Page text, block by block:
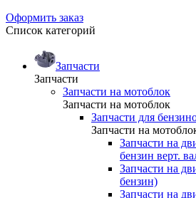
Оформить заказ
Список категорий
Запчасти
Запчасти
Запчасти на мотоблок
Запчасти на мотоблок
Запчасти для
Запчасти на
Запчасти на
бензин верт.
Запчасти на
бензин)
Запчасти на